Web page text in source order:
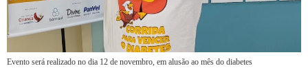
Evento será realizado no dia 12 de novembro, em alusão ao mês do diabetes